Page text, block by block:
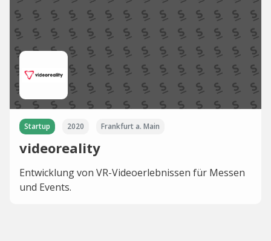
Startup 2020 Frankfurt a. Main
videoreality
Entwicklung von VR-Videoerlebnissen für Messen
und Events.